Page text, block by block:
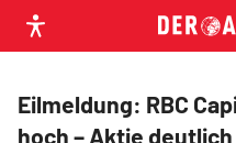
Eilmeldung: RBC
hoch – Aktie deutlich